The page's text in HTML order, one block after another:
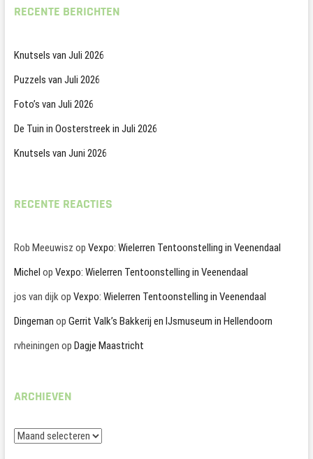
RECENTE BERICHTEN
Knutsels van Juli 2026
Puzzels van Juli 2026
Foto’s van Juli 2026
De Tuin in Oosterstreek in Juli 2026
Knutsels van Juni 2026
RECENTE REACTIES
Rob Meeuwisz op Vexpo: Wielerren Tentoonstelling in Veenendaal
Michel op Vexpo: Wielerren Tentoonstelling in Veenendaal
jos van dijkop Vexpo: Wielerren Tentoonstelling in Veenendaal
Dingeman op Gerrit Valk’s Bakkerij en IJsmuseum in Hellendoorn
rvheiningen op Dagje Maastricht
ARCHIEVEN
Archieven